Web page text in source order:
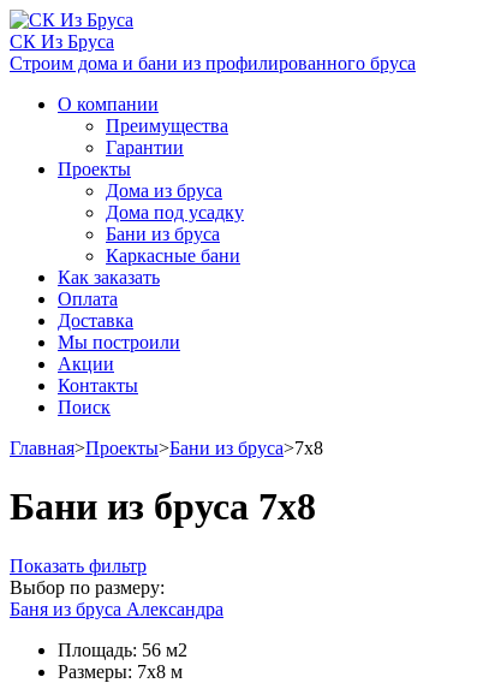
СК Из Бруса
Строим дома и бани из профилированного бруса
О компании
Преимущества
Гарантии
Проекты
Дома из бруса
Дома под усадку
Бани из бруса
Каркасные бани
Как заказать
Оплата
Доставка
Мы построили
Акции
Контакты
Поиск
Главная>Проекты>Бани из бруса>7х8
Бани из бруса 7х8
Показать фильтр
Выбор по размеру:
Баня из бруса Александра
Площадь: 56 м2
Размеры: 7х8 м